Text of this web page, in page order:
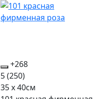
+268
5(250)
35 x 40см